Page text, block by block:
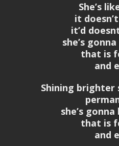
She’s
it
it’d
she’s
that is
and
Shining brighter
she’s
that is
and